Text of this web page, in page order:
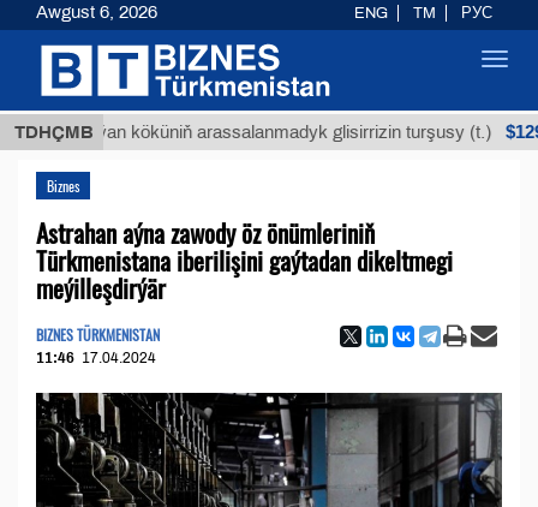
TDHÇMB
Buýan köküniň arassalanmadyk glisirrizin turşusy (t.) $12935,18
Biznes
Astrahan aýna zawody öz önümleriniň
Türkmenistana iberilişini gaýtadan dikeltmegi
meýilleşdirýär
BIZNES TÜRKMENISTAN
11:46 17.04.2024
Awgust 6, 2026 ENG TM РУС